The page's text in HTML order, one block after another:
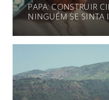
PAPA: CONSTRUIR
NINGUÉM SE SINTA